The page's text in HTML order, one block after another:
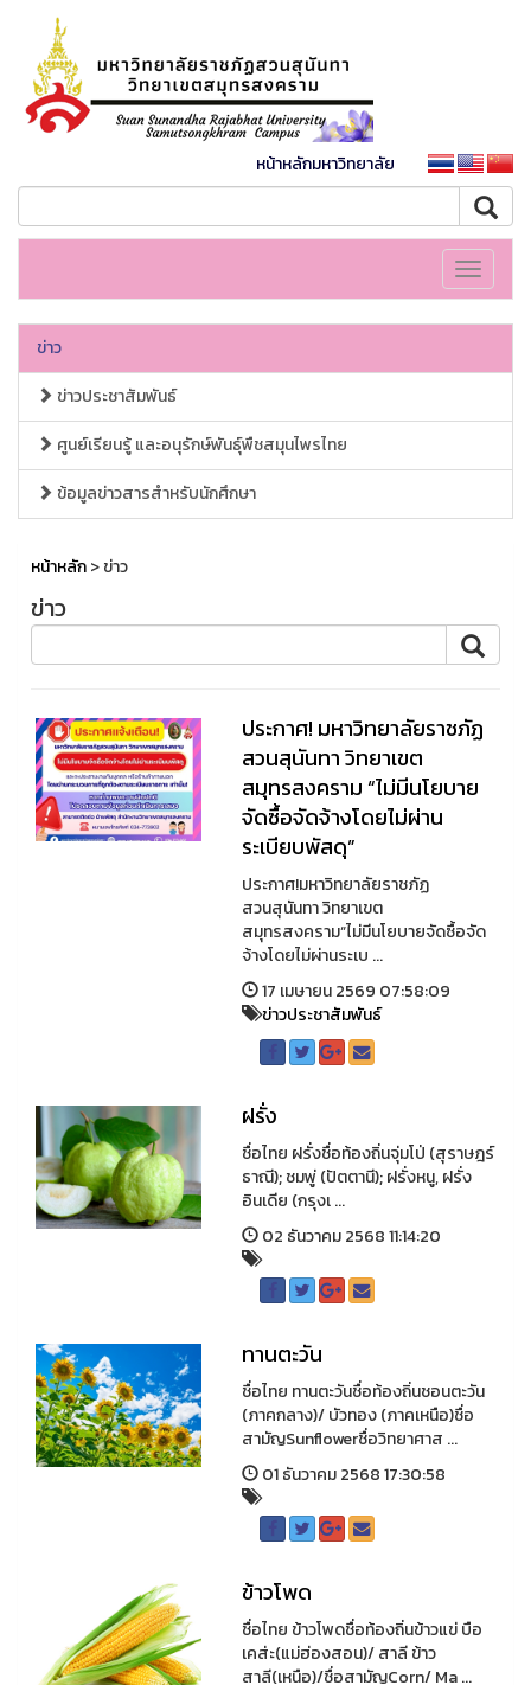
หน้าหลักมหาวิทยาลัย
Toggle
ข่าว
ข่าวประชาสัมพันธ์
ศูนย์เรียนรู้ และอนุรักษ์พันธุ์พืชสมุนไพรไทย
ข้อมูลข่าวสารสำหรับนักศึกษา
หน้าหลัก> ข่าว
ข่าว
ประกาศ! มหาวิทยาลัยราชภัฏ
สวนสุนันทา วิทยาเขต
สมุทรสงคราม “ไม่มีนโยบาย
จัดซื้อจัดจ้างโดยไม่ผ่าน
ระเบียบพัสดุ”
ประกาศ!มหาวิทยาลัยราชภัฏ
สวนสุนันทา วิทยาเขต
สมุทรสงคราม“ไม่มีนโยบายจัดซื้อจัด
จ้างโดยไม่ผ่านระเบ ...
17 เมษายน 2569 07:58:09
ข่าวประชาสัมพันธ์
ฝรั่ง
ชื่อไทย ฝรั่งชื่อท้องถิ่นจุ่มโป่ (สุราษฎร์
ธาณี); ชมพู่ (ปัตตานี); ฝรั่งหนู, ฝรั่ง
อินเดีย (กรุงเ ...
02 ธันวาคม 2568 11:14:20
ทานตะวัน
ชื่อไทย ทานตะวันชื่อท้องถิ่นชอนตะวัน
(ภาคกลาง)/ บัวทอง (ภาคเหนือ)ชื่อ
สามัญSunflowerชื่อวิทยาศาส ...
01 ธันวาคม 2568 17:30:58
ข้าวโพด
ชื่อไทย ข้าวโพดชื่อท้องถิ่นข้าวแข่ บือ
เคส่ะ(แม่ฮ่องสอน)/ สาลี ข้าว
สาลี(เหนือ)/ชื่อสามัญCorn/ Ma ...